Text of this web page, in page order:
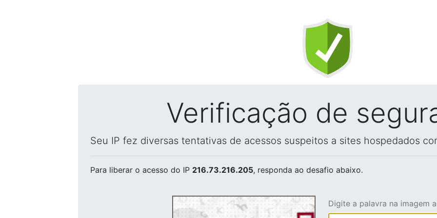
Verificação de
Seu IP fez diversas tentativas de acessos suspeitos a sites hospedados
Para liberar o acesso do IP 216.73.216.205, responda ao desafio abaixo.
Digite a palavra na imagem